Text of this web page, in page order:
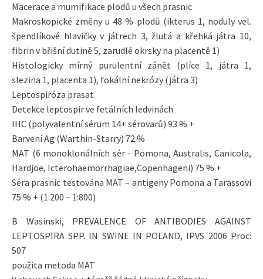
Macerace a mumifikace plodů u všech prasnic
Makroskopické změny u 48 % plodů (ikterus 1, noduly vel.
špendlíkové hlavičky v játrech 3, žlutá a křehká játra 10,
fibrin v břišní dutině 5, zarudlé okrsky na placentě 1)
Histologicky mírný purulentní zánět (plíce 1, játra 1,
slezina 1, placenta 1), fokální nekrózy (játra 3)
Leptospiróza prasat
Detekce leptospir ve fetálních ledvinách
IHC (polyvalentní sérum 14+ sérovarů) 93 % +
Barvení Ag (Warthin-Starry) 72 %
MAT (6 monoklonálních sér - Pomona, Australis, Canicola,
Hardjoe, Icterohaemorrhagiae,Copenhageni) 75 % +
Séra prasnic testována MAT – antigeny Pomona a Tarassovi
75 % + (1:200 – 1:800)
B Wasinski, PREVALENCE OF ANTIBODIES AGAINST
LEPTOSPIRA SPP. IN SWINE IN POLAND, IPVS 2006 Proc:
507
použita metoda MAT